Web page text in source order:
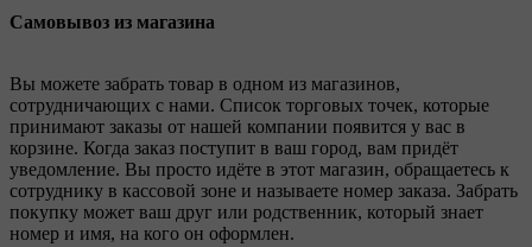
Самовывоз из магазина
Вы можете забрать товар в одном из магазинов,
сотрудничающих с нами. Список торговых точек, которые
принимают заказы от нашей компании появится у вас в
корзине. Когда заказ поступит в ваш город, вам придёт
уведомление. Вы просто идёте в этот магазин, обращаетесь к
сотруднику в кассовой зоне и называете номер заказа. Забрать
покупку может ваш друг или родственник, который знает
номер и имя, на кого он оформлен.